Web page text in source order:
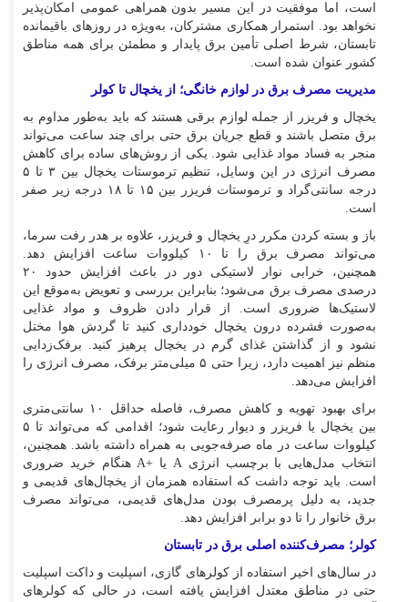
است، اما موفقیت در این مسیر بدون همراهی عمومی امکان‌پذیر
نخواهد بود. استمرار همکاری مشترکان، به‌ویژه در روز‌های باقیمانده
تابستان، شرط اصلی تأمین برق پایدار و مطمئن برای همه مناطق
کشور عنوان شده است.
مدیریت مصرف برق در لوازم خانگی؛ از یخچال تا کولر
یخچال و فریزر از جمله لوازم برقی هستند که باید به‌طور مداوم به
برق متصل باشند و قطع جریان برق حتی برای چند ساعت می‌تواند
منجر به فساد مواد غذایی شود. یکی از روش‌های ساده برای کاهش
مصرف انرژی در این وسایل، تنظیم ترموستات یخچال بین ۳ تا ۵
درجه سانتی‌گراد و ترموستات فریزر بین ۱۵ تا ۱۸ درجه زیر صفر
است.
باز و بسته کردن مکرر درِ یخچال و فریزر، علاوه بر هدر رفت سرما،
می‌تواند مصرف برق را تا ۱۰ کیلووات ساعت افزایش دهد.
همچنین، خرابی نوار لاستیکی دور در باعث افزایش حدود ۲۰
درصدی مصرف برق می‌شود؛ بنابراین بررسی و تعویض به‌موقع این
لاستیک‌ها ضروری است. از قرار دادن ظروف و مواد غذایی
به‌صورت فشرده درون یخچال خودداری کنید تا گردش هوا مختل
نشود و از گذاشتن غذای گرم در یخچال پرهیز کنید. برفک‌زدایی
منظم نیز اهمیت دارد، زیرا حتی ۵ میلی‌متر برفک، مصرف انرژی را
افزایش می‌دهد.
برای بهبود تهویه و کاهش مصرف، فاصله حداقل ۱۰ سانتی‌متری
بین یخچال یا فریزر و دیوار رعایت شود؛ اقدامی که می‌تواند تا ۵
کیلووات ساعت در ماه صرفه‌جویی به همراه داشته باشد. همچنین،
انتخاب مدل‌هایی با برچسب انرژی A یا +A هنگام خرید ضروری
است. باید توجه داشت که استفاده همزمان از یخچال‌های قدیمی و
جدید، به دلیل پرمصرف بودن مدل‌های قدیمی، می‌تواند مصرف
برق خانوار را تا دو برابر افزایش دهد.
کولر؛ مصرف‌کننده اصلی برق در تابستان
در سال‌های اخیر استفاده از کولر‌های گازی، اسپلیت و داکت اسپلیت
حتی در مناطق معتدل افزایش یافته است، در حالی که کولر‌های